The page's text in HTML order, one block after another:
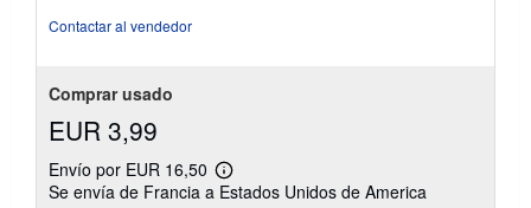
Contactar al vendedor
Comprar usado
EUR 3,99
Envío por EUR 16,50
Más
información
Se envía de Francia a Estados Unidos de America